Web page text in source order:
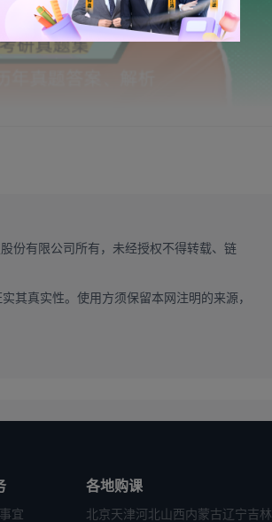
份有限公司所有，未经授权不得转载、链
其真实性。使用方须保留本网注明的来源，
宜
各地购课
北京天津河北山西内蒙古辽宁吉林